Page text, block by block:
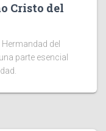
Cristo del
del
parte esencial